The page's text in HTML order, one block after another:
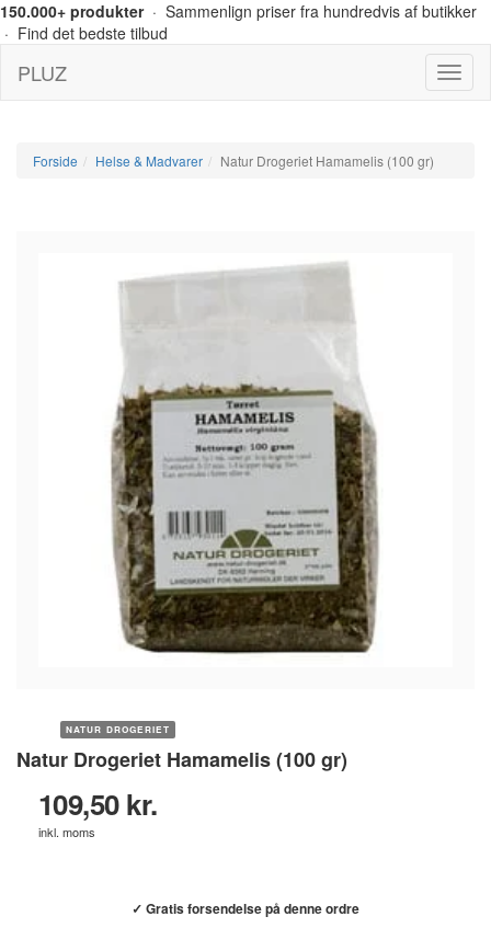
150.000+ produkter· Sammenlign priser fra hundredvis af butikker
· Find det bedste tilbud
Menu
PLUZ
Forside Helse & Madvarer Natur Drogeriet Hamamelis (100 gr)
NATUR DROGERIET
Natur Drogeriet Hamamelis (100 gr)
109,50 kr.
inkl. moms
✓ Gratis forsendelse på denne ordre